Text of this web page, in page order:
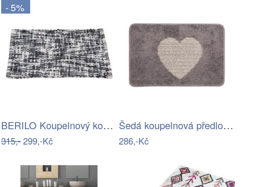
- 5%
BERILO Koupelnový kobereček DIAMO 50x80…
315,-299,-Kč
Šedá koupelnová předložka se srdíčkem -…
286,-Kč